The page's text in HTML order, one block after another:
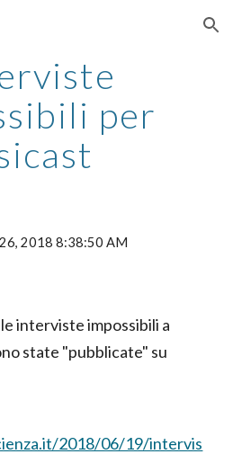
Skip to navigation
per
2018 8:38:50 AM
interviste impossibili a
state "pubblicate" su
2018/06/19/intervis